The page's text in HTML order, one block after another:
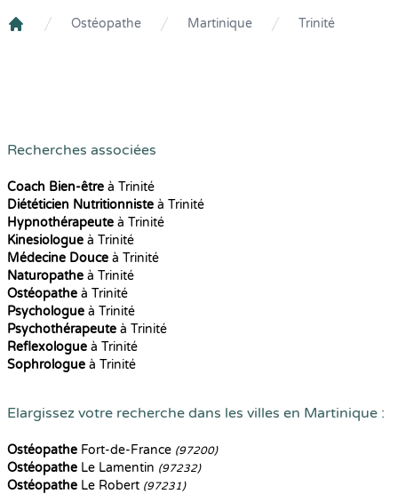
Ostéopathe Martinique Trinité
Recherches associées
Coach Bien-être à Trinité
Diététicien Nutritionniste à Trinité
Hypnothérapeute à Trinité
Kinesiologue à Trinité
Médecine Douce à Trinité
Naturopathe à Trinité
Ostéopathe à Trinité
Psychologue à Trinité
Psychothérapeute à Trinité
Reflexologue à Trinité
Sophrologue à Trinité
Elargissez votre recherche dans les villes en Martinique :
Ostéopathe Fort-de-France (97200)
Ostéopathe Le Lamentin (97232)
Ostéopathe Le Robert (97231)